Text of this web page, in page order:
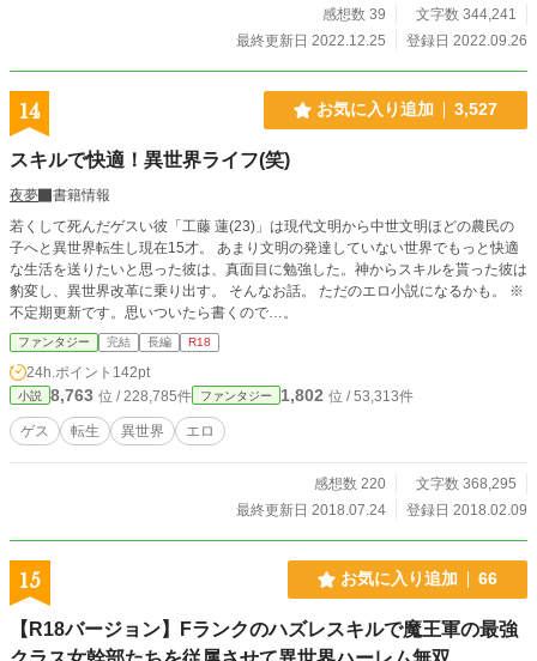
感想数 39
文字数 344,241
最終更新日 2022.12.25
登録日 2022.09.26
14 お気に入り追加 3,527
スキルで快適！異世界ライフ(笑)
夜夢
書籍情報
若くして死んだゲスい彼「工藤 蓮(23)」は現代文明から中世文明ほどの農民の
子へと異世界転生し現在15才。 あまり文明の発達していない世界でもっと快適
な生活を送りたいと思った彼は、真面目に勉強した。神からスキルを貰った彼は
豹変し、異世界改革に乗り出す。 そんなお話。 ただのエロ小説になるかも。 ※
不定期更新です。思いついたら書くので…。
ファンタジー 完結 長編 R18
24h.ポイント 142pt
小説 8,763 位 / 228,785件 ファンタジー 1,802 位 / 53,313件
ゲス 転生 異世界 エロ
感想数 220
文字数 368,295
最終更新日 2018.07.24
登録日 2018.02.09
15 お気に入り追加 66
【R18バージョン】Fランクのハズレスキルで魔王軍の最強